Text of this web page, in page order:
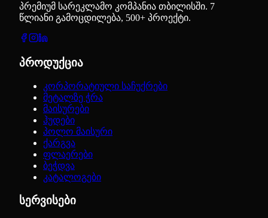
პრემიუმ სარეკლამო კომპანია თბილისში. 7
წლიანი გამოცდილება, 500+ პროექტი.
პროდუქცია
კორპორატიული საჩუქრები
მეტალზე ჭრა
მაისურები
ჰუდები
პოლო მაისური
ქარგვა
ფლაერები
ბეჭდვა
კატალოგები
სერვისები